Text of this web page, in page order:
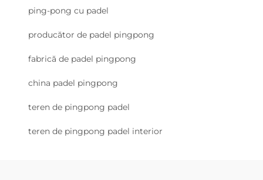
ping-pong cu padel
producător de padel pingpong
fabrică de padel pingpong
china padel pingpong
teren de pingpong padel
teren de pingpong padel interior